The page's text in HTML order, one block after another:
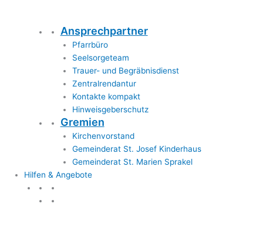
Ansprechpartner
Pfarrbüro
Seelsorgeteam
Trauer- und Begräbnisdienst
Zentralrendantur
Kontakte kompakt
Hinweisgeberschutz
Gremien
Kirchenvorstand
Gemeinderat St. Josef Kinderhaus
Gemeinderat St. Marien Sprakel
Hilfen & Angebote